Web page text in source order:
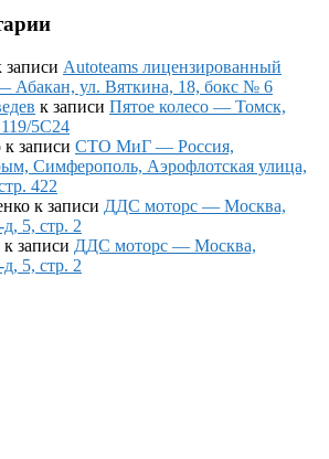
записи Autoteams лицензированный
Абакан, ул. Вяткина, 18, бокс № 6
к записи Пятое колесо — Томск,
5С24
к записи СТО МиГ — Россия,
Симферополь, Аэрофлотская улица,
422
к записи ДДС моторс — Москва,
5, стр. 2
к записи ДДС моторс — Москва,
5, стр. 2